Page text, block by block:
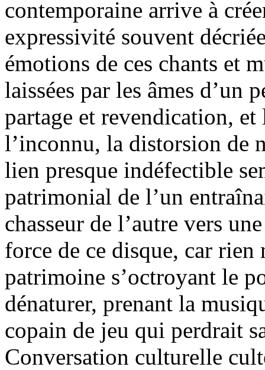
contemporaine arrive à
expressivité souvent
émotions de ces chants et
laissées par les âmes d’un
partage et revendication,
l’inconnu, la distorsion de
lien presque indéfectible
patrimonial de l’un
chasseur de l’autre vers
force de ce disque, car rien
patrimoine s’octroyant le
dénaturer, prenant la
copain de jeu qui perdrait
Conversation culturelle